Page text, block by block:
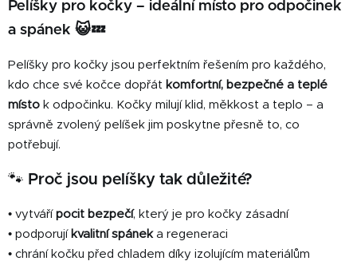
a
p
r
v
k
y
p
s
u
Pelíšky pro kočky – ideální místo pro odpočinek
a spánek 😺💤
Pelíšky pro kočky jsou perfektním řešením pro každého,
kdo chce své kočce dopřát komfortní, bezpečné a teplé
místo k odpočinku. Kočky milují klid, měkkost a teplo – a
správně zvolený pelíšek jim poskytne přesně to, co
potřebují.
🐾 Proč jsou pelíšky tak důležité?
• vytváří pocit bezpečí, který je pro kočky zásadní
• podporují kvalitní spáneka regeneraci
• chrání kočku před chladem díky izolujícím materiálům